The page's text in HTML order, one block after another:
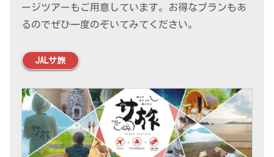
ージツアーもご用意しています。お得なプランもあ
るのでぜひ一度のぞいてみてください。
JALサ旅